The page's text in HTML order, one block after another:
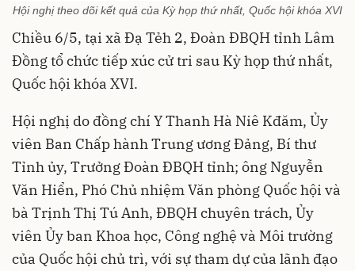
Hội nghị theo dõi kết quả của Kỳ họp thứ nhất, Quốc hội khóa XVI
Chiều 6/5, tại xã Đạ Tẻh 2, Đoàn ĐBQH tỉnh Lâm
Đồng tổ chức tiếp xúc cử tri sau Kỳ họp thứ nhất,
Quốc hội khóa XVI.
Hội nghị do đồng chí Y Thanh Hà Niê Kđăm, Ủy
viên Ban Chấp hành Trung ương Đảng, Bí thư
Tỉnh ủy, Trưởng Đoàn ĐBQH tỉnh; ông Nguyễn
Văn Hiển, Phó Chủ nhiệm Văn phòng Quốc hội và
bà Trịnh Thị Tú Anh, ĐBQH chuyên trách, Ủy
viên Ủy ban Khoa học, Công nghệ và Môi trường
của Quốc hội chủ trì, với sự tham dự của lãnh đạo